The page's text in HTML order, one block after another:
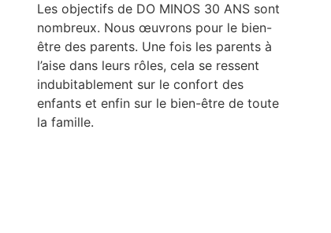
Les objectifs de DO MINOS 30 ANS sont
nombreux. Nous œuvrons pour le bien-
être des parents. Une fois les parents à
l’aise dans leurs rôles, cela se ressent
indubitablement sur le confort des
enfants et enfin sur le bien-être de toute
la famille.